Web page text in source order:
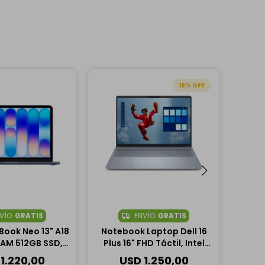
GRATIS
Neo 13" A18
512GB SSD,
- Azul
1.220,00
19
ENVÍO GRATIS
Notebook Laptop Dell 16
Plus 16" FHD Táctil, Intel
Core Ultra 9 288V, 32GB
USD 1.250,00